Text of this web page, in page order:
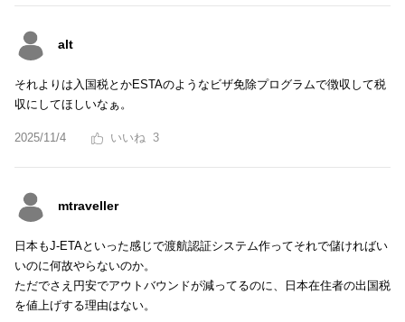
alt
それよりは入国税とかESTAのようなビザ免除プログラムで徴収して税
収にしてほしいなぁ。
2025/11/4 3
mtraveller
日本もJ-ETAといった感じで渡航認証システム作ってそれで儲ければい
いのに何故やらないのか。
ただでさえ円安でアウトバウンドが減ってるのに、日本在住者の出国税
を値上げする理由はない。